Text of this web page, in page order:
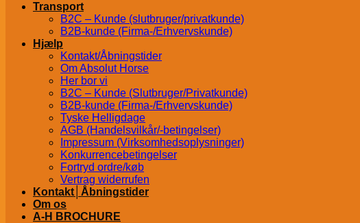
Transport
B2C – Kunde (slutbruger/privatkunde)
B2B-kunde (Firma-/Erhvervskunde)
Hjælp
Kontakt/Åbningstider
Om Absolut Horse
Her bor vi
B2C – Kunde (Slutbruger/Privatkunde)
B2B-kunde (Firma-/Erhvervskunde)
Tyske Helligdage
AGB (Handelsvilkår/-betingelser)
Impressum (Virksomhedsoplysninger)
Konkurrencebetingelser
Fortryd ordre/køb
Vertrag widerrufen
Kontakt│Åbningstider
Om os
A-H BROCHURE